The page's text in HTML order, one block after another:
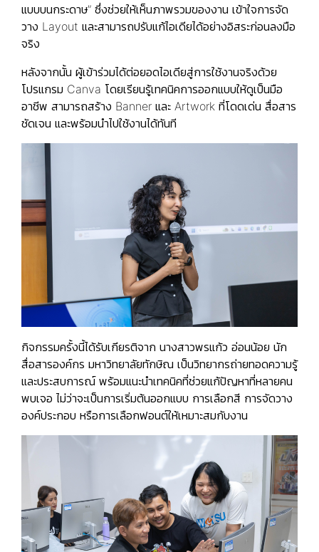
แบบบนกระดาษ” ซึ่งช่วยให้เห็นภาพรวมของงาน เข้าใจการจัด
วาง Layout และสามารถปรับแก้ไอเดียได้อย่างอิสระก่อนลงมือ
จริง
หลังจากนั้น ผู้เข้าร่วมได้ต่อยอดไอเดียสู่การใช้งานจริงด้วย
โปรแกรม Canva โดยเรียนรู้เทคนิคการออกแบบให้ดูเป็นมือ
อาชีพ สามารถสร้าง Banner และ Artwork ที่โดดเด่น สื่อสาร
ชัดเจน และพร้อมนำไปใช้งานได้ทันที
กิจกรรมครั้งนี้ได้รับเกียรติจาก นางสาวพรแก้ว อ่อนน้อย นัก
สื่อสารองค์กร มหาวิทยาลัยทักษิณ เป็นวิทยากรถ่ายทอดความรู้
และประสบการณ์ พร้อมแนะนำเทคนิคที่ช่วยแก้ปัญหาที่หลายคน
พบเจอ ไม่ว่าจะเป็นการเริ่มต้นออกแบบ การเลือกสี การจัดวาง
องค์ประกอบ หรือการเลือกฟอนต์ให้เหมาะสมกับงาน